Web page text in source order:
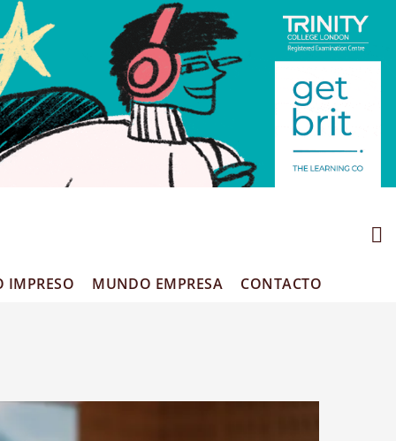
IMPRESO MUNDO EMPRESA CONTACTO